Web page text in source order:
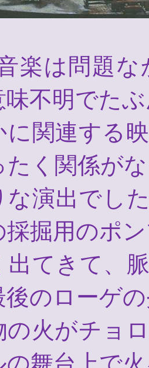
楽は問題
不明でた
に関連する
く関係が
な演出でし
掘用のポ
出てきて、
のローゲ
の火がチョ